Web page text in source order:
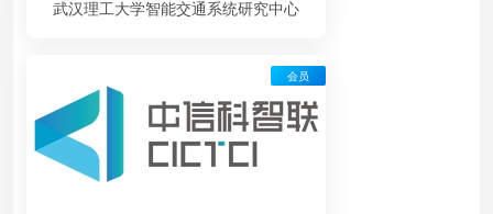
武汉理工大学智能交通系统研究中心
会员